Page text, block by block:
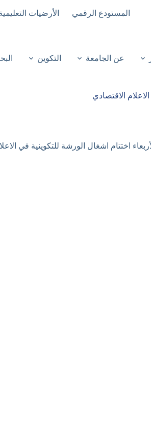
المستودع الرقمي الأرضيات
عن الجامعة التكوين
الاقتصادي
اختتام اشغال الورشة للتكوينية في